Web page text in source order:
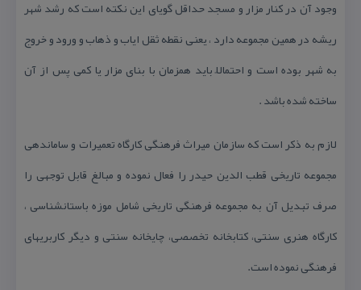
وجود آن در كنار مزار و مسجد حداقل گویای این نكته است كه رشد شهر
ریشه در همین مجموعه دارد ، یعنی نقطه ثقل ایاب و ذهاب و ورود و خروج
به شهر بوده است و احتمالاً باید همزمان با بنای مزار یا كمی پس از آن
ساخته شده باشد .
لازم به ذكر است كه سازمان میراث فرهنگی كارگاه تعمیرات و ساماندهی
مجموعه تاریخی قطب الدین حیدر را فعال نموده و مبالغ قابل توجهی را
صرف تبدیل آن به مجموعه فرهنگی تاریخی شامل موزه باستانشناسی ،
كارگاه هنری سنتی، كتابخانه تخصصی، چایخانه سنتی و دیگر كاربریهای
فرهنگی نموده است.